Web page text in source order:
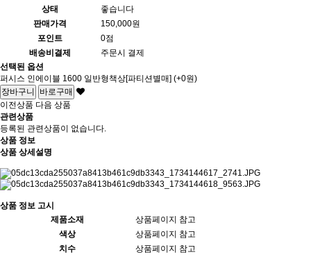
상태
좋습니다
판매가격
150,000원
포인트
0점
배송비결제
주문시 결제
선택된 옵션
퍼시스 인에이블 1600 일반형책상[파티션별매] (+0원)
이전상품 다음 상품
관련상품
등록된 관련상품이 없습니다.
상품 정보
상품 상세설명
상품 정보 고시
제품소재
상품페이지 참고
색상
상품페이지 참고
치수
상품페이지 참고